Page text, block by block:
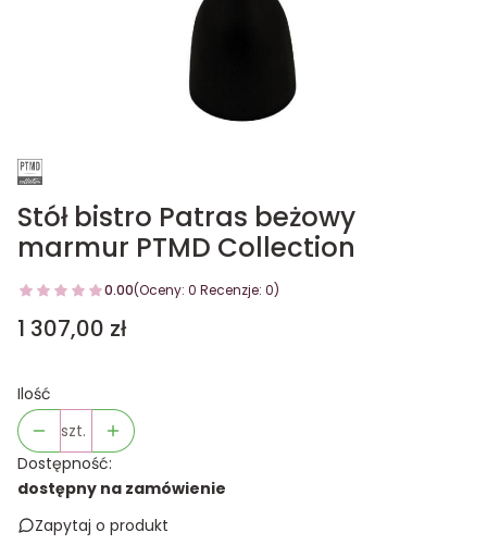
Stół bistro Patras beżowy
marmur PTMD Collection
0.00(Oceny: 0 Recenzje: 0)
Cena
1 307,00 zł
Ilość
szt.
Dostępność:
dostępny na zamówienie
Zapytaj o produkt